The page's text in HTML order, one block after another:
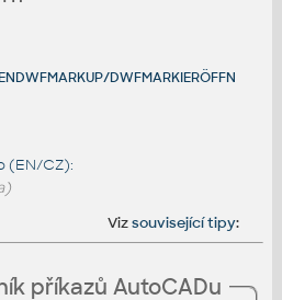
DWFMARKIERÖFFN
(EN/CZ):
Vizsouvisející tipy:
příkazů AutoCADu